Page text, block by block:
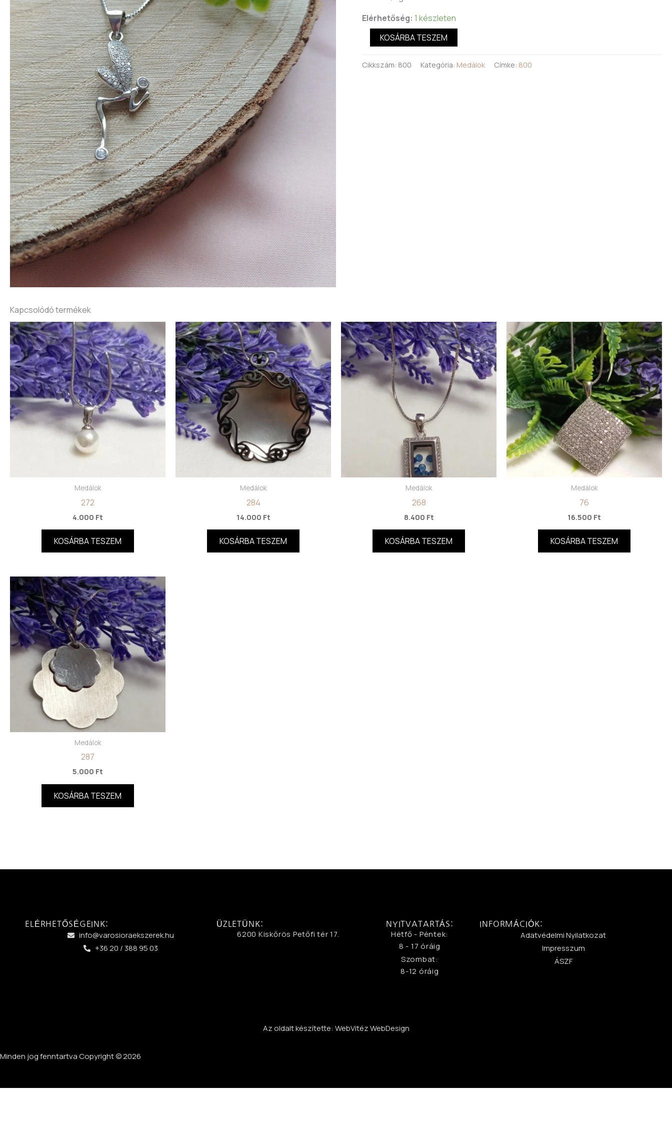
Elérhetőség: 1 készleten
KOSÁRBA TESZEM
Cikkszám: 800 Kategória: Medálok Címke: 800
Kapcsolódó termékek
Medálok
272
4.000 Ft
KOSÁRBA TESZEM
Medálok
284
14.000 Ft
KOSÁRBA TESZEM
Medálok
268
8.400 Ft
KOSÁRBA TESZEM
Medálok
76
16.500 Ft
KOSÁRBA TESZEM
Medálok
287
5.000 Ft
KOSÁRBA TESZEM
ELÉRHETŐSÉGEINK:
info@varosioraekszerek.hu
+36 20 / 388 95 03
ÜZLETÜNK:
6200 Kiskőrös Petőfi tér 17.
NYITVATARTÁS:
Hétfő - Péntek:
8 - 17 óráig
Szombat:
8-12 óráig
INFORMÁCIÓK:
Adatvédelmi Nyilatkozat
Impresszum
ÁSZF
Az oldalt készítette: WebVitéz WebDesign
Minden jog fenntartva Copyright © 2026